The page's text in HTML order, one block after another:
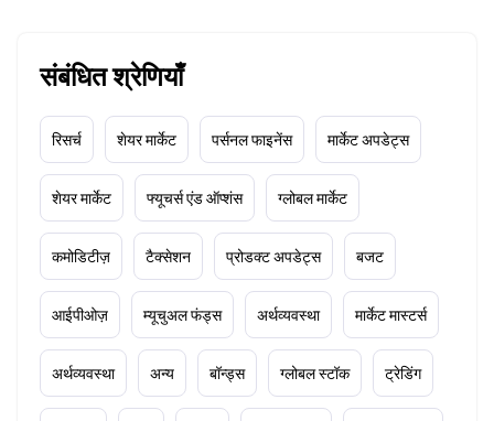
संबंधित श्रेणियाँ
रिसर्च शेयर मार्केट पर्सनल फाइनेंस मार्केट अपडेट्स
शेयर मार्केट फ्यूचर्स एंड ऑप्शंस ग्लोबल मार्केट
कमोडिटीज़ टैक्सेशन प्रोडक्ट अपडेट्स बजट
आईपीओज़ म्यूचुअल फंड्स अर्थव्यवस्था मार्केट मास्टर्स
अर्थव्यवस्था अन्य बॉन्ड्स ग्लोबल स्टॉक ट्रेडिंग